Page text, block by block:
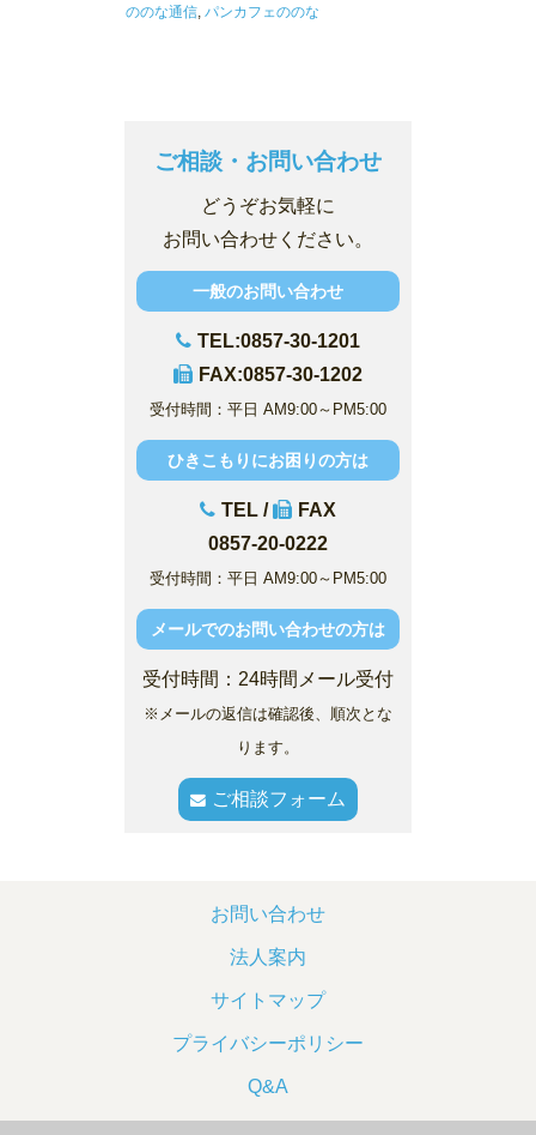
ののな通信, パンカフェののな
ご相談・お問い合わせ
どうぞお気軽に
お問い合わせください。
一般のお問い合わせ
TEL:0857-30-1201
FAX:0857-30-1202
受付時間：平日 AM9:00～PM5:00
ひきこもりにお困りの方は
TEL /
FAX
0857-20-0222
受付時間：平日 AM9:00～PM5:00
メールでのお問い合わせの方は
受付時間：24時間メール受付
※メールの返信は確認後、順次とな
ります。
ご相談フォーム
お問い合わせ
法人案内
サイトマップ
プライバシーポリシー
Q&A